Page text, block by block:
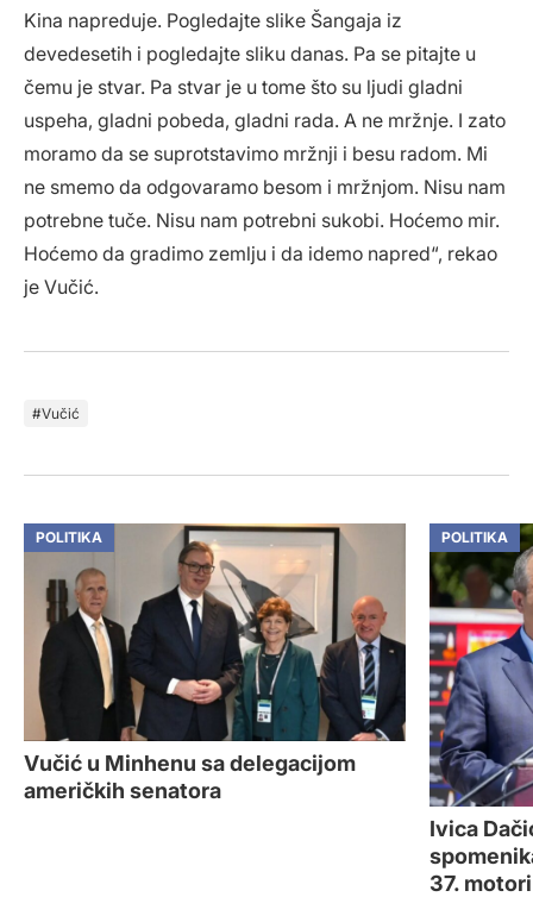
Kina napreduje. Pogledajte slike Šangaja iz
devedesetih i pogledajte sliku danas. Pa se pitajte u
čemu je stvar. Pa stvar je u tome što su ljudi gladni
uspeha, gladni pobeda, gladni rada. A ne mržnje. I zato
moramo da se suprotstavimo mržnji i besu radom. Mi
ne smemo da odgovaramo besom i mržnjom. Nisu nam
potrebne tuče. Nisu nam potrebni sukobi. Hoćemo mir.
Hoćemo da gradimo zemlju i da idemo napred“, rekao
je Vučić.
Vučić
POLITIKA
Vučić u Minhenu sa delegacijom
američkih senatora
POLITIKA
Ivica
37.